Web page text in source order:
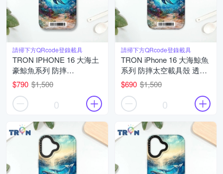
請掃下方QRcode登錄載具
TRON IPHONE 16 大海土
豪鯨魚系列 防摔
MAGSAFE 磁吸 太空載具
殼 透黑 手機殼
$790 $1,500
0
請掃下方QRcode登錄載具
TRON iPhone 16 大海鯨魚
系列 防摔太空載具殼 透白
軟硬 手機殼
$690 $1,500
0